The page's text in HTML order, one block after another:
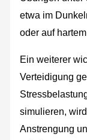
etwa im
oder auf
Ein weiterer
Verteidigung
simulieren,
Anstrengung